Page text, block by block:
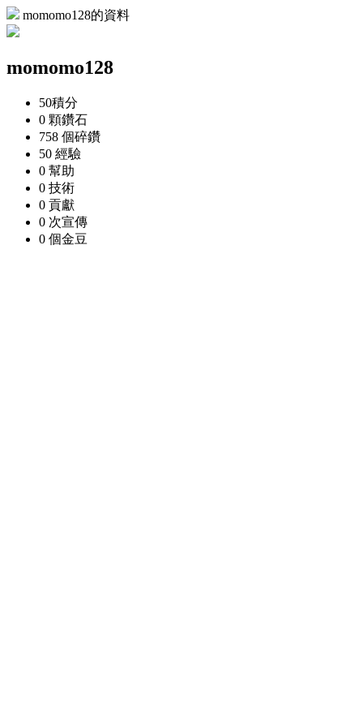
momomo128的資料
momomo128
50積分
0 顆鑽石
758 個碎鑽
50 經驗
0 幫助
0 技術
0 貢獻
0 次宣傳
0 個金豆